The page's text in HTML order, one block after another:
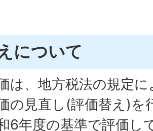
について
は、地方税法の規定
の見直し(評価替え)を
6年度の基準で評価し